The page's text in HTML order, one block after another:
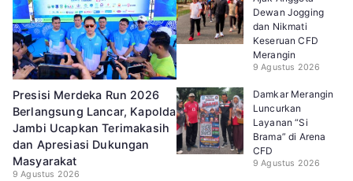
Presisi Merdeka Run 2026
Berlangsung Lancar, Kapolda
Jambi Ucapkan Terimakasih
dan Apresiasi Dukungan
Masyarakat
9 Agustus 2026
Dewan Jogging
dan Nikmati
Keseruan CFD
Merangin
9 Agustus 2026
Damkar Merangin
Luncurkan
Layanan “Si
Brama” di Arena
CFD
9 Agustus 2026